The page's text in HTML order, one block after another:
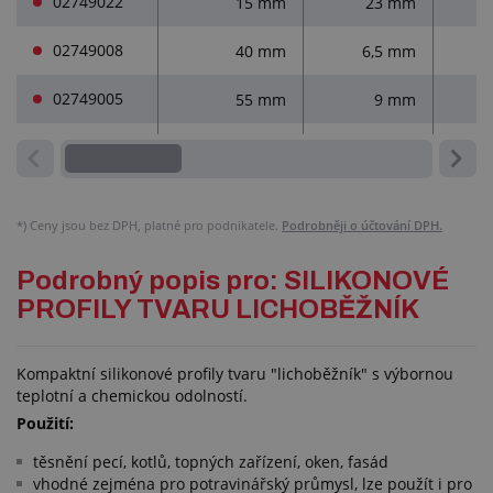
02749008 40 mm 6,5 mm
02749005 55 mm 9 mm
*) Ceny jsou bez DPH, platné pro podnikatele. Podrobněji o účtování DPH.
Podrobný popis pro: SILIKONOVÉ
PROFILY TVARU LICHOBĚŽNÍK
Kompaktní silikonové profily tvaru "lichoběžník" s výbornou
teplotní a chemickou odolností.
Použití:
těsnění pecí, kotlů, topných zařízení, oken, fasád
vhodné zejména pro potravinářský průmysl, lze použít i pro